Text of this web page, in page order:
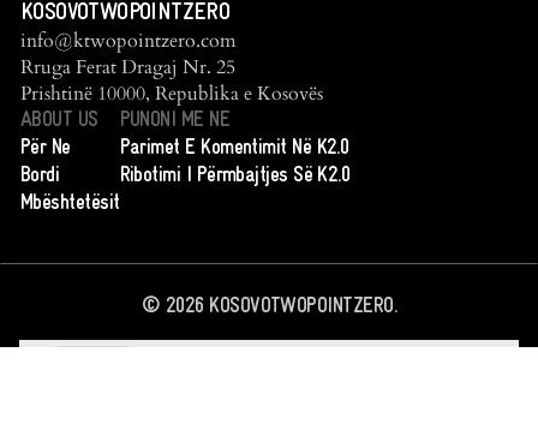
KOSOVOTWOPOINTZERO
info@ktwopointzero.com
Rruga Ferat Dragaj Nr. 25
Prishtinë 10000, Republika e Kosovës
ABOUT US
Për Ne
Bordi
Mbështetësit
PUNONI ME NE
Parimet E Komentimit Në K2.0
Ribotimi I Përmbajtjes Së K2.0
© 2026KOSOVOTWOPOINTZERO.